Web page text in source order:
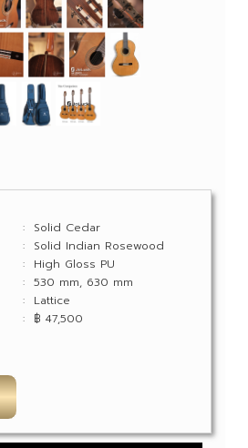
: Solid Cedar
: Solid Indian Rosewood
: High Gloss PU
: 530 mm, 630 mm
: Lattice
: ฿ 47,500